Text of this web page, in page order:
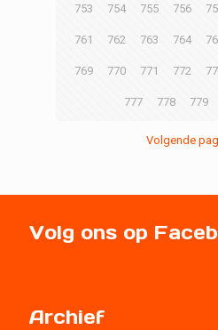
753 754 755 756
761 762 763 764
769 770 771 772
777 778 779
Volgende
Volg ons op
Archief